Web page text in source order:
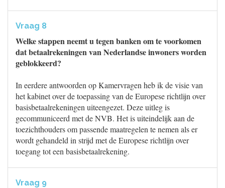
Vraag 8
Welke stappen neemt u tegen banken om te voorkomen
dat betaalrekeningen van Nederlandse inwoners worden
geblokkeerd?
In eerdere antwoorden op Kamervragen heb ik de visie van
het kabinet over de toepassing van de Europese richtlijn over
basisbetaalrekeningen uiteengezet. Deze uitleg is
gecommuniceerd met de NVB. Het is uiteindelijk aan de
toezichthouders om passende maatregelen te nemen als er
wordt gehandeld in strijd met de Europese richtlijn over
toegang tot een basisbetaalrekening.
Vraag 9